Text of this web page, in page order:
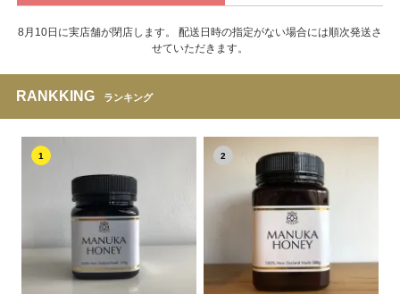
8月10日に実店舗が閉店します。 配送日時の指定がない場合には順次発送さ
せていただきます。
RANKKING ランキング
1 2